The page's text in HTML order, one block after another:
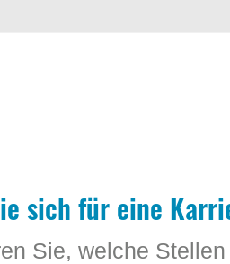
sich für eine
Sie, welche